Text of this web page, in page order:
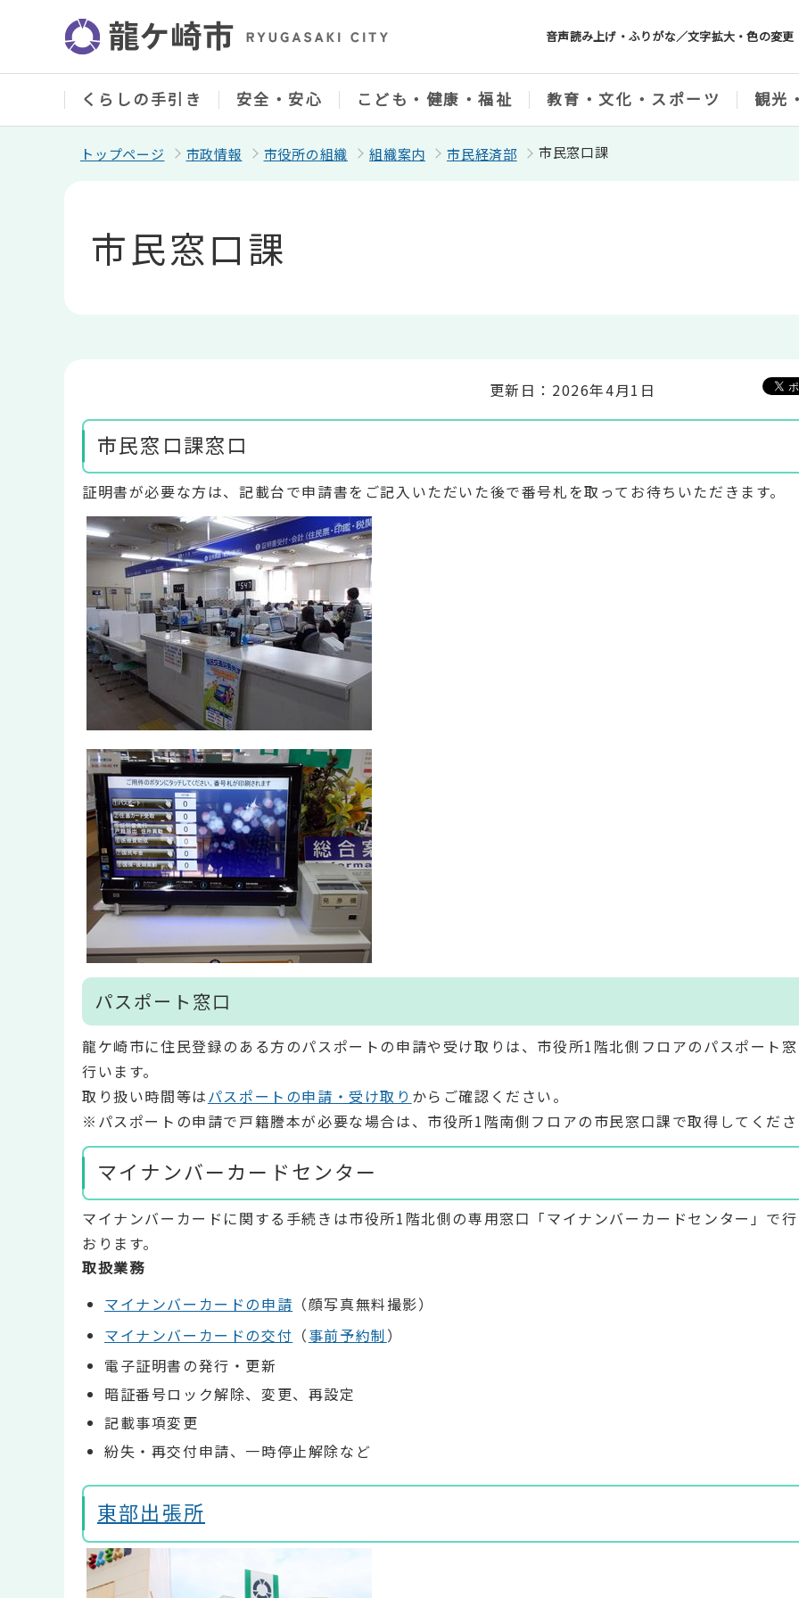
ジ
音声読み上げ・ふりがな／文字拡大・色の変更
くらしの手引き 安全・安心 こども・健康・福祉 教育・文化・スポーツ 観光
トップページ 市政情報 市役所の組織 組織案内 市民経済部 市民窓口課
市民窓口課
更新日：2026年4月1日
市民窓口課窓口
証明書が必要な方は、記載台で申請書をご記入いただいた後で番号札を取ってお待ちいただきます。
パスポート窓口
龍ケ崎市に住民登録のある方のパスポートの申請や受け取りは、市役所1階北側フロアのパスポート
行います。
取り扱い時間等はパスポートの申請・受け取り からご確認ください。
※パスポートの申請で戸籍謄本が必要な場合は、市役所1階南側フロアの市民窓口課で取得してくだ
マイナンバーカードセンター
マイナンバーカードに関する手続きは市役所1階北側の専用窓口「マイナンバーカードセンター」で
おります。
取扱業務
マイナンバーカードの申請 （顔写真無料撮影）
マイナンバーカードの交付 （事前予約制）
電子証明書の発行・更新
暗証番号ロック解除、変更、再設定
記載事項変更
紛失・再交付申請、一時停止解除など
東部出張所